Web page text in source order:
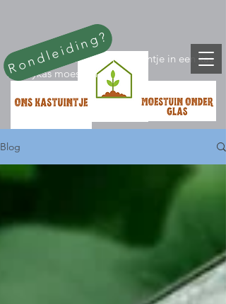
stukje tuin huren in een kas tuintje in een kas
hobbykas moestuin
Rondleiding?
Blog